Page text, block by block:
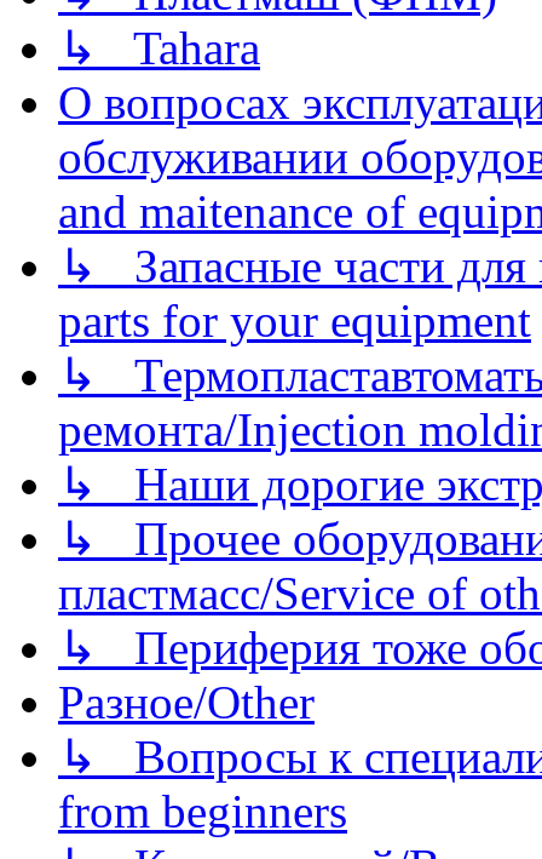
↳ Tahara
О вопросах
обслуживании
and maitenance of
↳ Запасные части для
parts for your equipment
↳
ремонта/Injection
↳ Наши дорогие
↳ Прочее
пластмасс/Service of
↳ Периферия тоже
Разное/Other
↳ Вопросы к
from beginners